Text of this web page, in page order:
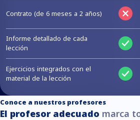
Contrato (de 6 meses a 2 años)
Informe detallado de cada
lección
Ejercicios integrados con el
material de la lección
Conoce a nuestros profesores
El profesor adecuado marca